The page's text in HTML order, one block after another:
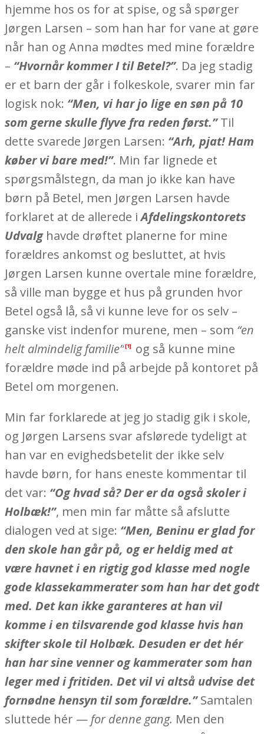
hjemme hos os for at spise, og så spørger
Jørgen Larsen – som han har for vane at gøre
når han og Anna mødtes med mine forældre
– “Hvornår kommer I til Betel?”. Da jeg stadig
er et barn der går i folkeskole, svarer min far
logisk nok: “Men, vi har jo lige en søn på 10
som gerne skulle flyve fra reden først.”Til
dette svarede Jørgen Larsen: “Arh, pjat! Ham
køber vi bare med!”. Min far lignede et
spørgsmålstegn, da man jo ikke kan have
børn på Betel, men Jørgen Larsen havde
forklaret at de allerede iAfdelingskontorets
Udvalghavde drøftet planerne for mine
forældres ankomst og besluttet, at hvis
Jørgen Larsen kunne overtale mine forældre,
så ville man bygge et hus på grunden hvor
Betel også lå, så vi kunne leve for os selv –
ganske vist indenfor murene, men – som “en
helt almindelig familie”[1]
og så kunne mine
forældre møde ind på arbejde på kontoret på
Betel om morgenen.
Min far forklarede at jeg jo stadig gik i skole,
og Jørgen Larsens svar afslørede tydeligt at
han var en evighedsbetelit der ikke selv
havde børn, for hans eneste kommentar til
det var: “Og hvad så? Der er da også skoler i
Holbæk!”, men min far måtte så afslutte
dialogen ved at sige: “Men, Beninu er glad for
den skole han går på, og er heldig med at
være havnet i en rigtig god klasse med nogle
gode klassekammerater som han har det godt
med. Det kan ikke garanteres at han vil
komme i en tilsvarende god klasse hvis han
skifter skole til Holbæk. Desuden er det hér
han har sine venner og kammerater som han
leger med i fritiden. Det vil vi altså udvise det
fornødne hensyn til som forældre.”Samtalen
sluttede hér — for denne gang. Men den